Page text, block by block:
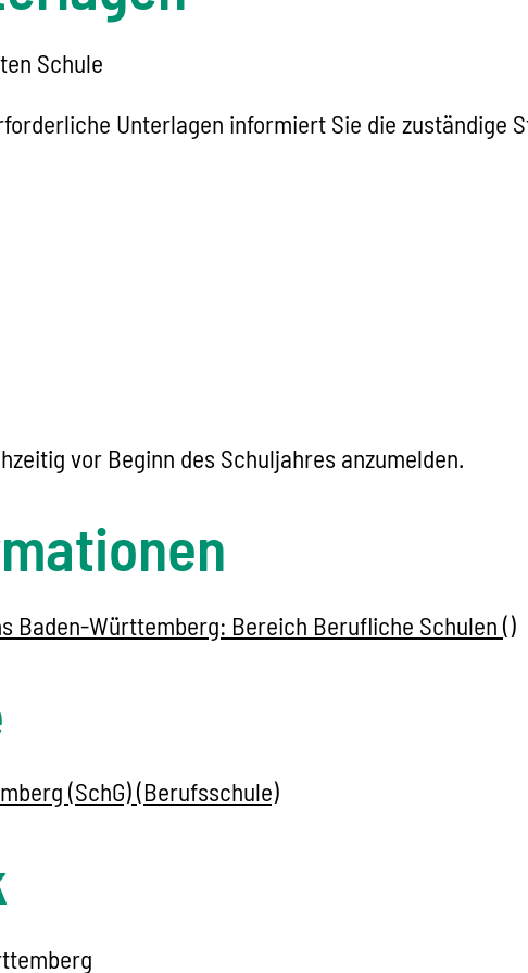
Schule
Unterlagen informiert Sie die zuständige
vor Beginn des Schuljahres anzumelden.
Baden-Württemberg: Bereich Berufliche Schulen ()
(SchG) (Berufsschule)